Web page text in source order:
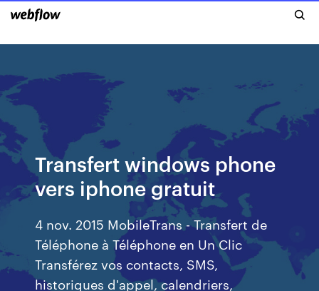
Transfert windows phone
vers iphone gratuit
4 nov. 2015 MobileTrans - Transfert de
Téléphone à Téléphone en Un Clic
Transférez vos contacts, SMS,
historiques d'appel, calendriers,